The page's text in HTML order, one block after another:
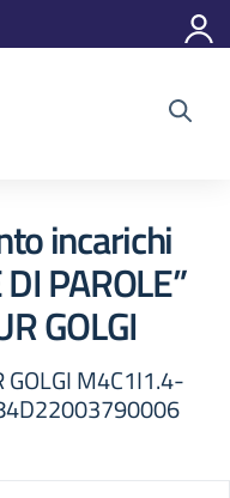
incarichi
PAROLE”
GOLGI
GOLGI M4C1I1.4-